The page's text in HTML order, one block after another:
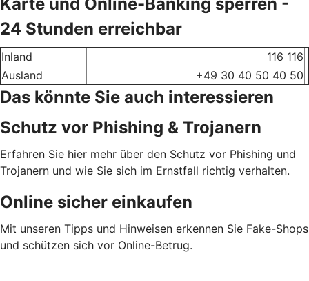
24 Stunden erreichbar
Inland
116 116
Ausland
+49 30 40 50 40 50
Das könnte Sie auch interessieren
Schutz vor Phishing & Trojanern
Erfahren Sie hier mehr über den Schutz vor Phishing und
Trojanern und wie Sie sich im Ernstfall richtig verhalten.
Online sicher einkaufen
Mit unseren Tipps und Hinweisen erkennen Sie Fake-Shops
und schützen sich vor Online-Betrug.